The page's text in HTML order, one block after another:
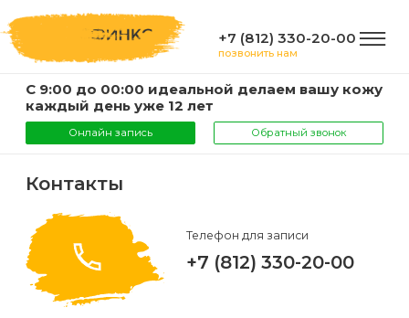
+7 (812) 330-20-00
позвонить нам
С 9:00 до 00:00 идеальной делаем вашу кожу
каждый день уже 12 лет
Онлайн запись Обратный звонок
ГЛАВНАЯ
Услуги
и
цены
КОМПАНИЯ
О
ИНФОРМАЦИЯ
Контакты
Телефон для записи
+7 (812) 330-20-00